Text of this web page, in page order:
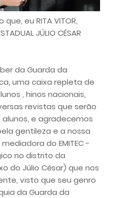
eu RITA VITOR,
JÚLIO CÉSAR
da Guarda da
uma caixa repleta de
, hinos nacionais,
revistas que serão
e agradecemos
gentileza e a nossa
do EMITEC -
no distrito da
do Júlio César) que nos
visto que seu genro
da Guarda da